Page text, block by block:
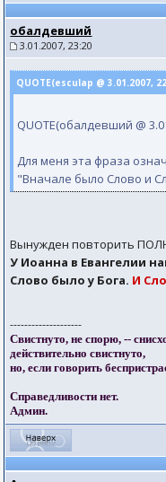
обалдевший
3.01.2007, 23:20
QUOTE(esculap @ 3.01.2007,
QUOTE(обалдевший @
Для меня эта фраза
"Вначале было Слово и
Вынужден повторить
У Иоанна в Евангелии
Слово было у Бога. И
--------------------
Свистнуто, не спорю, --
действительно свистнуто,
но, если говорить
Справедливости нет.
Админ.